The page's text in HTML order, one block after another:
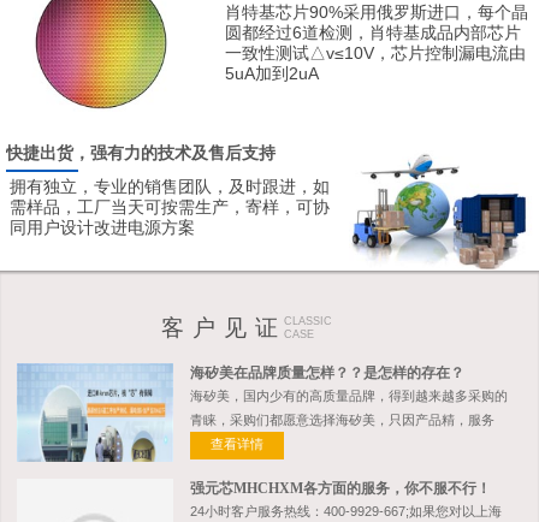
肖特基芯片90%采用俄罗斯进口，每个晶
圆都经过6道检测，肖特基成品内部芯片
一致性测试△v≤10V，芯片控制漏电流由
5uA加到2uA
快捷出货，强有力的技术及售后支持
拥有独立，专业的销售团队，及时跟进，如
需样品，工厂当天可按需生产，寄样，可协
同用户设计改进电源方案
客 户 见 证 CLASSIC
CASE
海矽美在品牌质量怎样？？是怎样的存在？
海矽美，国内少有的高质量品牌，得到越来越多采购的
青睐，采购们都愿意选择海矽美，只因产品精，服务
好！！
查看详情
强元芯MHCHXM各方面的服务，你不服不行！
24小时客户服务热线：400-9929-667;如果您对以上海